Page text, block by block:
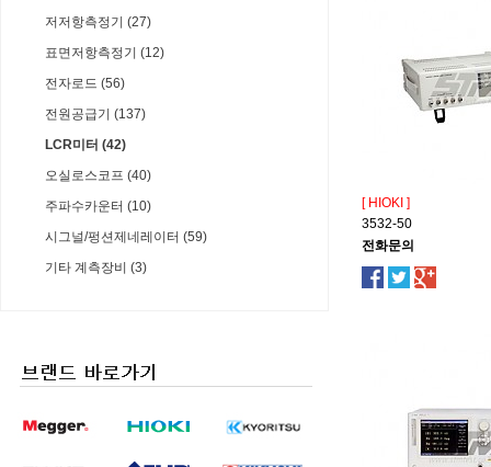
저저항측정기 (27)
표면저항측정기 (12)
전자로드 (56)
전원공급기 (137)
LCR미터 (42)
오실로스코프 (40)
주파수카운터 (10)
시그널/펑션제네레이터 (59)
기타 계측장비 (3)
[ HIOKI ]
3532-50
전화문의